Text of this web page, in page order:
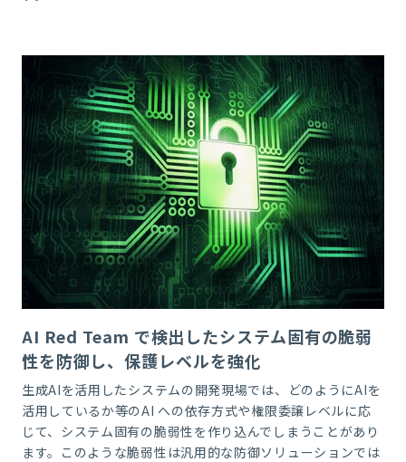
AI Red Team で検出したシステム固有の脆弱
性を防御し、保護レベルを強化
生成AIを活用したシステムの開発現場では、どのようにAIを
活用しているか等のAI への依存方式や権限委譲レベルに応
じて、システム固有の脆弱性を作り込んでしまうことがあり
ます。このような脆弱性は汎用的な防御ソリューションでは